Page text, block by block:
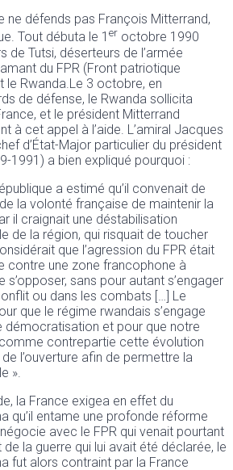
ne défends pas François Mitterrand,
Tout débuta le 1 er octobre 1990
de Tutsi, déserteurs de l’armée
du FPR (Front patriotique
le Rwanda.Le 3 octobre, en
de défense, le Rwanda sollicita
et le président Mitterrand
à cet appel à l’aide. L’amiral Jacques
d’État-Major particulier du président
1991) a bien expliqué pourquoi :
a estimé qu’il convenait de
la volonté française de maintenir la
il craignait une déstabilisation
de la région, qui risquait de toucher
que l’agression du FPR était
contre une zone francophone à
s’opposer, sans pour autant s’engager
ou dans les combats […] Le
que le régime rwandais s’engage
démocratisation et pour que notre
contrepartie cette évolution
l’ouverture afin de permettre la
».
la France exigea en effet du
qu’il entame une profonde réforme
avec le FPR qui venait pourtant
de la guerre qui lui avait été déclarée, le
fut alors contraint par la France